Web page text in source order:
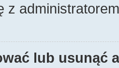
z
lub usunąć